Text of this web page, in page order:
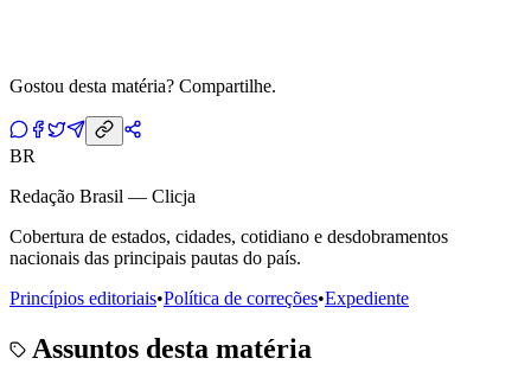
Gostou desta matéria? Compartilhe.
BR
Redação Brasil — Clicja
Cobertura de estados, cidades, cotidiano e desdobramentos
nacionais das principais pautas do país.
Princípios editoriais•Política de correções•Expediente
Assuntos desta matéria